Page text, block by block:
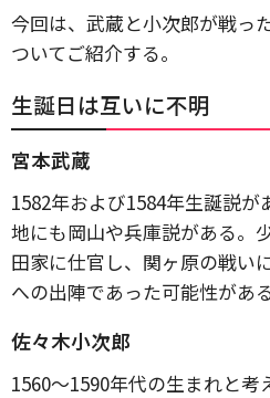
今回は、武蔵と小次郎が戦っ
ついてご紹介する。
生誕日は互いに不明
宮本武蔵
1582年および1584年生誕説
地にも岡山や兵庫説がある。
田家に仕官し、関ヶ原の戦い
への出陣であった可能性がある
佐々木小次郎
1560〜1590年代の生まれと